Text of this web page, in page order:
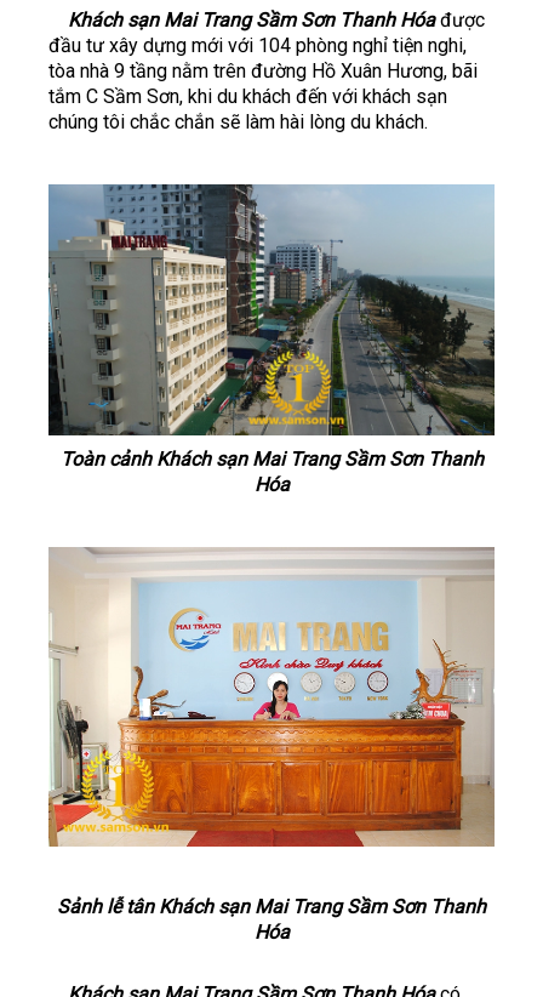
Khách sạn Mai Trang Sầm Sơn Thanh Hóađược
đầu tư xây dựng mới với 104 phòng nghỉ tiện nghi,
tòa nhà 9 tầng nằm trên đường Hồ Xuân Hương, bãi
tắm C Sầm Sơn, khi du khách đến với khách sạn
chúng tôi chắc chắn sẽ làm hài lòng du khách.
Toàn cảnh Khách sạn Mai Trang Sầm Sơn Thanh
Hóa
Sảnh lễ tân Khách sạn Mai Trang Sầm Sơn Thanh
Hóa